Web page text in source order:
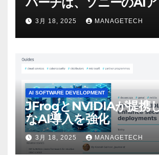
ビデオを見て「ゲームパ
マンスという芸術形式に
感じた」と語る – IGN
3月 18, 2025 MANAGETECH
AI SOFTWARE DEVELOPMENT
JFrogとNVIDIAが提携
なAI導入を強化
3月 18, 2025 MANAGETECH